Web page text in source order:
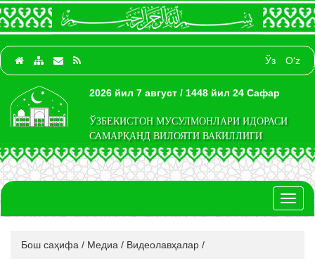
Ўз O‘z
2026 йил 7 август / 1448 йил 24 Сафар
ЎЗБЕКИСТОН МУСУЛМОНЛАРИ ИДОРАСИ
САМАРҚАНД ВИЛОЯТИ ВАКИЛЛИГИ
Бош саҳифа / Медиа / Видеолавҳалар /